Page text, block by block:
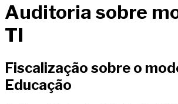
Auditoria sobre
TI
Fiscalização sobre o
Educação